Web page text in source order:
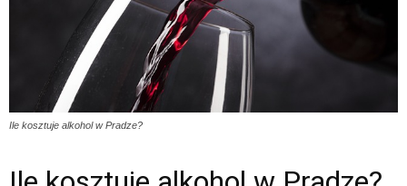
Ile kosztuje alkohol w Pradze?